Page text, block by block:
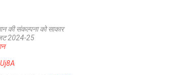
की संकल्पना को साकार
2024-25